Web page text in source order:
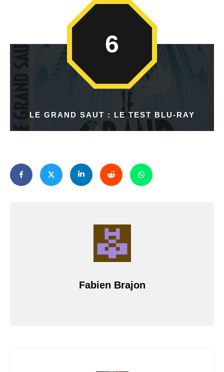
LE GRAND SAUT : LE TEST BLU-RAY
6
Fabien Brajon